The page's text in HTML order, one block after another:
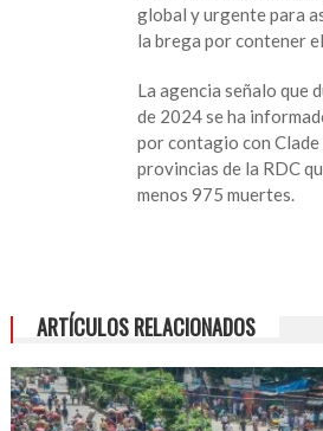
global y urgente para
la brega por contener
La agencia señalo que
de 2024 se ha
por contagio con Clade
provincias de la RDC
menos 975 muertes.
ARTÍCULOS RELACIONADOS